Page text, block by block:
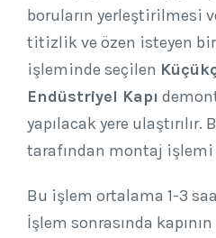
boruların yerleştirilmesi
titizlik ve özen isteyen
işleminde seçilen
Endüstriyel Kapı
yapılacak yere
tarafından montaj işlemi
Bu işlem ortalama 1-3
İşlem sonrasında